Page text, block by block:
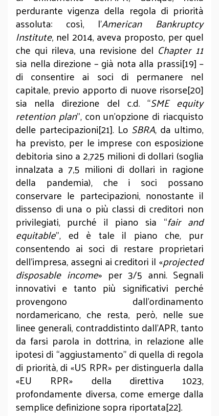
perdurante vigenza della regola di priorità
assoluta: così, l’American Bankruptcy
Institute, nel 2014, aveva proposto, per quel
che qui rileva, una revisione del Chapter 11
sia nella direzione – già nota alla prassi[19] –
di consentire ai soci di permanere nel
capitale, previo apporto di nuove risorse[20]
sia nella direzione del c.d. “SME equity
retention plan”, con un’opzione di riacquisto
delle partecipazioni[21]. Lo SBRA, da ultimo,
ha previsto, per le imprese con esposizione
debitoria sino a 2,725 milioni di dollari (soglia
innalzata a 7,5 milioni di dollari in ragione
della pandemia), che i soci possano
conservare le partecipazioni, nonostante il
dissenso di una o più classi di creditori non
privilegiati, purché il piano sia “fair and
equitable”, ed è tale il piano che, pur
consentendo ai soci di restare proprietari
dell’impresa, assegni ai creditori il «projected
disposable income» per 3/5 anni. Segnali
innovativi e tanto più significativi perché
provengono dall’ordinamento
nordamericano, che resta, però, nelle sue
linee generali, contraddistinto dall’APR, tanto
da farsi parola in dottrina, in relazione alle
ipotesi di “aggiustamento” di quella di regola
di priorità, di «US RPR» per distinguerla dalla
«EU RPR» della direttiva 1023,
profondamente diversa, come emerge dalla
semplice definizione sopra riportata[22].